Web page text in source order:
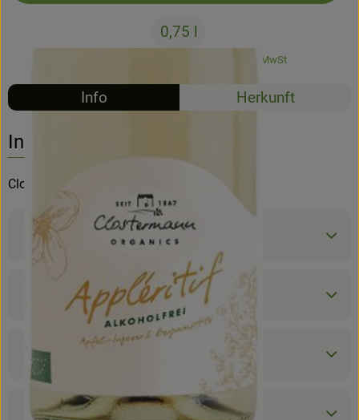
0,75 l
19% MwSt
Info Herkunft
Info
Clostermann alkoholfrei
Produktinformationen
Zutaten
Nährwert-Info
Produktdatenblatt